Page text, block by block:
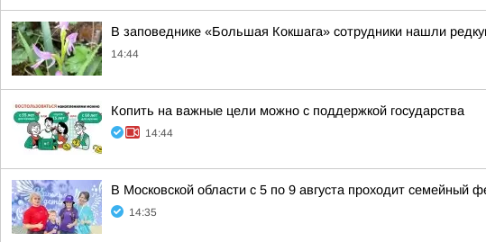
В заповеднике «Большая Кокшага» сотрудники нашли
14:44
Копить на важные цели можно с поддержкой государства
14:44
В Московской области с 5 по 9 августа проходит
14:35